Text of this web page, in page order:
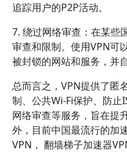
追踪用户的P2P活动。
7. 绕过网络审查：在某些
审查和限制。使用VPN可
被封锁的网站和服务，并
总而言之，VPN提供了匿
制、公共Wi-Fi保护、防止
网络审查等服务，旨在提
外，目前中国最流行的加
VPN， 翻墙梯子加速器